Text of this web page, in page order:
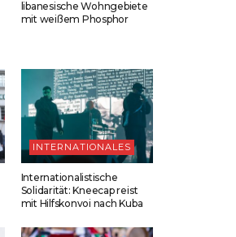
libanesische Wohngebiete
mit weißem Phosphor
INTERNATIONALES
Internationalistische
Solidarität: Kneecap reist
mit Hilfskonvoi nach Kuba